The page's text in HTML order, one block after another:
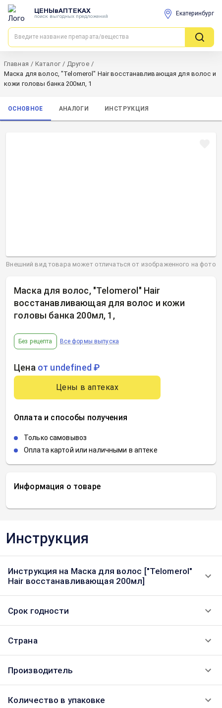
ЦЕНЫвАПТЕКАХ
поиск выгодных предложений Екатеринбург
Главная / Каталог / Другое /
Маска для волос, "Telomerol" Hair восстанавливающая для волос и
кожи головы банка 200мл, 1
ОСНОВНОЕ АНАЛОГИ ИНСТРУКЦИЯ
Информация о товаре
Маска для волос, "Telomerol" Hair
восстанавливающая для волос и кожи
головы банка 200мл, 1 ,
Без рецепта Все формы выпуска
Цена от undefined ₽
Цены в аптеках
Оплата и способы получения
Только самовывоз
Оплата картой или наличными в аптеке
Внешний вид товара может отличаться от изображенного на фото
Инструкция
Инструкция на Маска для волос ["Telomerol"
Hair восстанавливающая 200мл]
Срок годности
Страна
Производитель
Количество в упаковке